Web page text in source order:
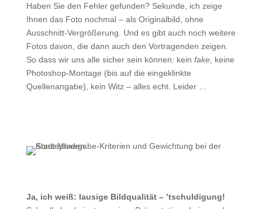
Haben Sie den Fehler gefunden? Sekunde, ich zeige
Ihnen das Foto nochmal – als Originalbild, ohne
Ausschnitt-Vergrößerung. Und es gibt auch noch weitere
Fotos davon, die dann auch den Vortragenden zeigen.
So dass wir uns alle sicher sein können: kein fake, keine
Photoshop-Montage (bis auf die eingeklinkte
Quellenangabe), kein Witz – alles echt. Leider …
Ja, ich weiß: lausige Bildqualität – ’tschuldigung!